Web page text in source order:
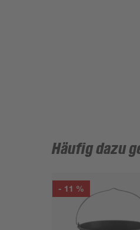
Häufig dazu
- 11 %